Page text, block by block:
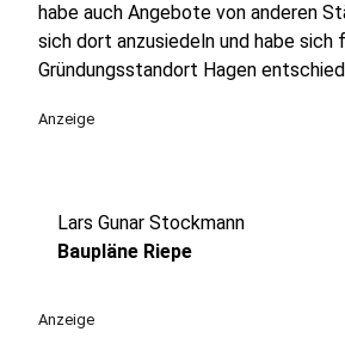
habe auch Angebote von anderen
sich dort anzusiedeln und habe sich
Gründungsstandort Hagen
Anzeige
Lars Gunar Stockmann
Baupläne Riepe
Anzeige